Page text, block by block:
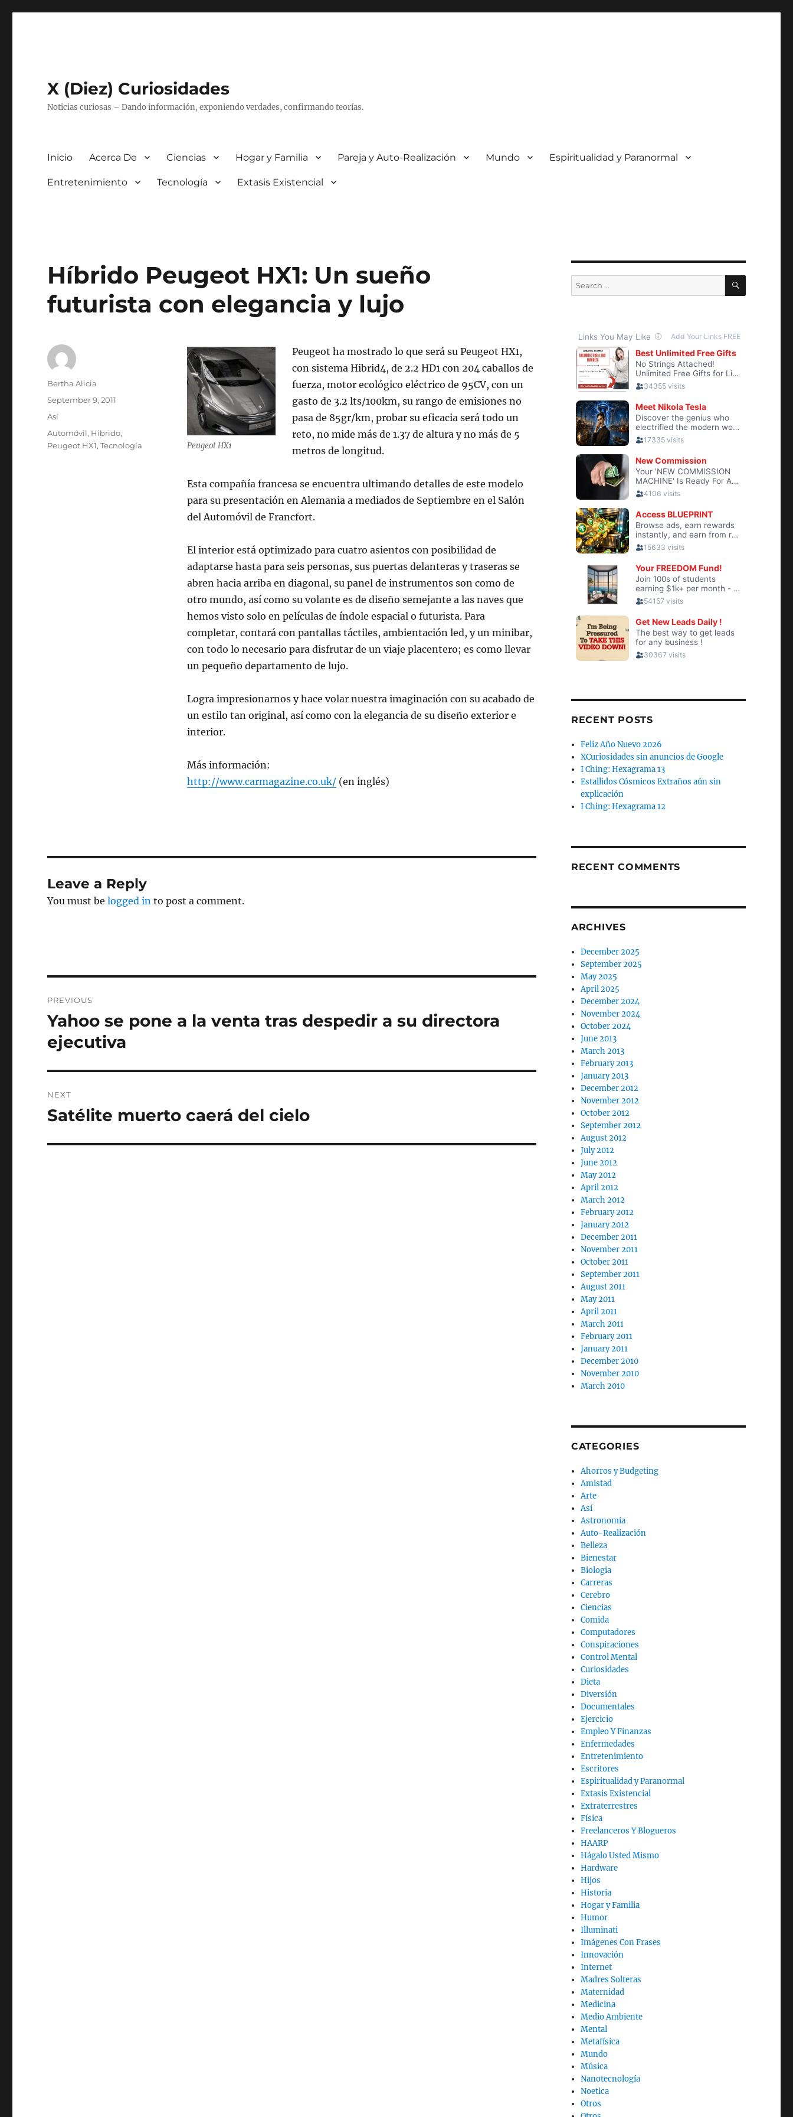
X (Diez) Curiosidades
Noticias curiosas – Dando información, exponiendo verdades, confirmando teorías.
Inicio Acerca De Ciencias Hogar y Familia Pareja y Auto-Realización Mundo Espiritualidad y Paranormal
Entretenimiento Tecnología Extasis Existencial
Híbrido Peugeot HX1: Un sueño
futurista con elegancia y lujo
Peugeot HX1
Peugeot ha mostrado lo que será su Peugeot HX1,
con sistema Hibrid4, de 2.2 HD1 con 204 caballos de
fuerza, motor ecológico eléctrico de 95CV, con un
gasto de 3.2 lts/100km, su rango de emisiones no
pasa de 85gr/km, probar su eficacia será todo un
reto, no mide más de 1.37 de altura y no más de 5
metros de longitud.
Esta compañía francesa se encuentra ultimando detalles de este modelo
para su presentación en Alemania a mediados de Septiembre en el Salón
del Automóvil de Francfort.
El interior está optimizado para cuatro asientos con posibilidad de
adaptarse hasta para seis personas, sus puertas delanteras y traseras se
abren hacia arriba en diagonal, su panel de instrumentos son como de
otro mundo, así como su volante es de diseño semejante a las naves que
hemos visto solo en películas de índole espacial o futurista. Para
completar, contará con pantallas táctiles, ambientación led, y un minibar,
con todo lo necesario para disfrutar de un viaje placentero; es como llevar
un pequeño departamento de lujo.
Logra impresionarnos y hace volar nuestra imaginación con su acabado de
un estilo tan original, así como con la elegancia de su diseño exterior e
interior.
Más información:
http://www.carmagazine.co.uk/(en inglés)
Author
Bertha Alicia
Posted
September 9, 2011
Categories
Así
Tags
Automóvil, Hibrido,
Peugeot HX1,Tecnología
Leave a Reply
You must belogged in to post a comment.
navigation
PREVIOUS
Previous
post:
Yahoo se pone a la venta tras despedir a su directora
ejecutiva
NEXT
Next
Satélite muerto caerá del cielo
Search
for:
SEARCH
RECENT POSTS
Feliz Año Nuevo 2026
XCuriosidades sin anuncios de Google
I Ching: Hexagrama 13
Estallidos Cósmicos Extraños aún sin
explicación
I Ching: Hexagrama 12
RECENT COMMENTS
ARCHIVES
December 2025
September 2025
May 2025
April 2025
December 2024
November 2024
October 2024
June 2013
March 2013
February 2013
January 2013
December 2012
November 2012
October 2012
September 2012
August 2012
July 2012
June 2012
May 2012
April 2012
March 2012
February 2012
January 2012
December 2011
November 2011
October 2011
September 2011
August 2011
May 2011
April 2011
March 2011
February 2011
January 2011
December 2010
November 2010
March 2010
CATEGORIES
Ahorros y Budgeting
Amistad
Arte
Así
Astronomía
Auto-Realización
Belleza
Bienestar
Biologia
Carreras
Cerebro
Ciencias
Comida
Computadores
Conspiraciones
Control Mental
Curiosidades
Dieta
Diversión
Documentales
Ejercicio
Empleo Y Finanzas
Enfermedades
Entretenimiento
Escritores
Espiritualidad y Paranormal
Extasis Existencial
Extraterrestres
Física
Freelanceros Y Blogueros
HAARP
Hágalo Usted Mismo
Hardware
Hijos
Historia
Hogar y Familia
Humor
Illuminati
Imágenes Con Frases
Innovación
Internet
Madres Solteras
Maternidad
Medicina
Medio Ambiente
Mental
Metafísica
Mundo
Música
Nanotecnología
Noetica
Otros